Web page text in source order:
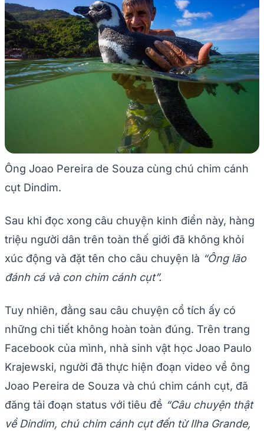
Ông Joao Pereira de Souza cùng chú chim cánh
cụt Dindim.
Sau khi đọc xong câu chuyện kinh điển này, hàng
triệu người dân trên toàn thế giới đã không khỏi
xúc động và đặt tên cho câu chuyện là “Ông lão
đánh cá và con chim cánh cụt”.
Tuy nhiên, đằng sau câu chuyện cổ tích ấy có
những chi tiết không hoàn toàn đúng. Trên trang
Facebook của mình, nhà sinh vật học Joao Paulo
Krajewski, người đã thực hiện đoạn video về ông
Joao Pereira de Souza và chú chim cánh cụt, đã
đăng tải đoạn status với tiêu đề “Câu chuyện thật
về Dindim, chú chim cánh cụt đến từ Ilha Grande,